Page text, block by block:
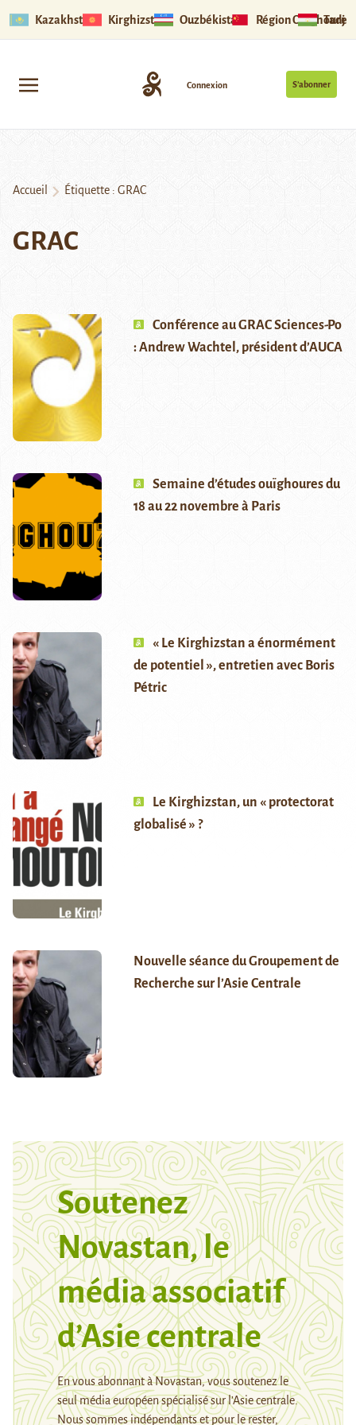
Kazakhstan Kirghizstan Ouzbékistan Région Ouïghoure
S’abonner
Connexion
Accueil Étiquette : GRAC
GRAC
Conférence au GRAC Sciences-Po
: Andrew Wachtel, président d’AUCA
Semaine d’études ouïghoures du
18 au 22 novembre à Paris
« Le Kirghizstan a énormément
de potentiel », entretien avec Boris
Pétric
Le Kirghizstan, un « protectorat
globalisé » ?
Nouvelle séance du Groupement de
Recherche sur l’Asie Centrale
Soutenez
Novastan, le
média associatif
d’Asie centrale
En vous abonnant à Novastan, vous soutenez le
seul média européen spécialisé sur l’Asie centrale.
Nous sommes indépendants et pour le rester,